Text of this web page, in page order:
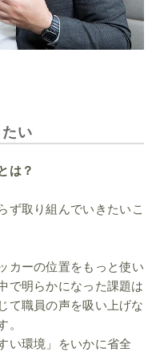
い
は？
ず取り組んでいきたいこ
カーの位置をもっと使い
で明らかになった課題は
て職員の声を吸い上げな
い環境」をいかに省全